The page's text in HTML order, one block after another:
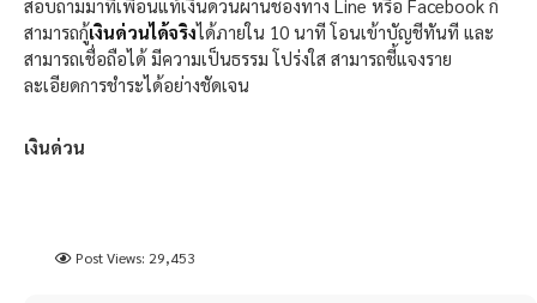
สอบถามมาที่เพื่อนแท้เงินด่วนผ่านช่องทาง Line หรือ Facebook ก็
สามารถกู้เงินด่วนได้จริงได้ภายใน 10 นาที โอนเข้าบัญชีทันที และ
สามารถเชื่อถือได้ มีความเป็นธรรม โปร่งใส สามารถชี้แจงราย
ละเอียดการชำระได้อย่างชัดเจน
เงินด่วน
Post Views: 29,453